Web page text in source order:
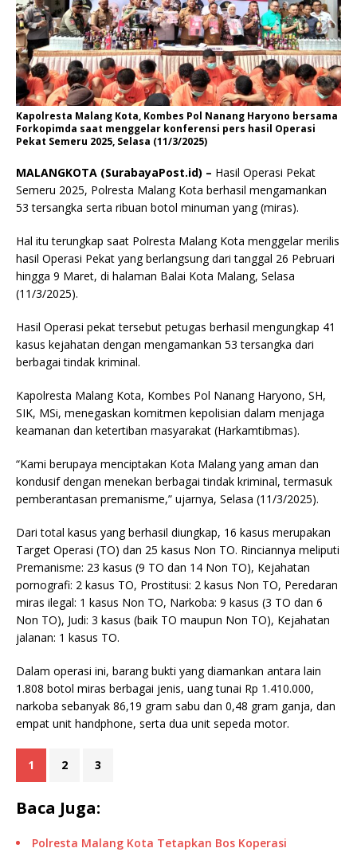
Kapolresta Malang Kota, Kombes Pol Nanang Haryono bersama
Forkopimda saat menggelar konferensi pers hasil Operasi
Pekat Semeru 2025, Selasa (11/3/2025)
MALANGKOTA (SurabayaPost.id) – Hasil Operasi Pekat
Semeru 2025, Polresta Malang Kota berhasil mengamankan
53 tersangka serta ribuan botol minuman yang (miras).
Hal itu terungkap saat Polresta Malang Kota menggelar merilis
hasil Operasi Pekat yang berlangsung dari tanggal 26 Pebruari
hingga 9 Maret, di halaman Balai Kota Malang, Selasa
(11/3/2025).
Hasil Operasi pekat tersebut petugas berhasil mengungkap 41
kasus kejahatan dengan mengamankan 53 tersangka dari
berbagai tindak kriminal.
Kapolresta Malang Kota, Kombes Pol Nanang Haryono, SH,
SIK, MSi, menegaskan komitmen kepolisian dalam menjaga
keamanan dan ketertiban masyarakat (Harkamtibmas).
“Kami berupaya menciptakan Kota Malang yang aman dan
kondusif dengan menekan berbagai tindak kriminal, termasuk
pemberantasan premanisme,” ujarnya, Selasa (11/3/2025).
Dari total kasus yang berhasil diungkap, 16 kasus merupakan
Target Operasi (TO) dan 25 kasus Non TO. Rinciannya meliputi
Premanisme: 23 kasus (9 TO dan 14 Non TO), Kejahatan
pornografi: 2 kasus TO, Prostitusi: 2 kasus Non TO, Peredaran
miras ilegal: 1 kasus Non TO, Narkoba: 9 kasus (3 TO dan 6
Non TO), Judi: 3 kasus (baik TO maupun Non TO), Kejahatan
jalanan: 1 kasus TO.
Dalam operasi ini, barang bukti yang diamankan antara lain
1.808 botol miras berbagai jenis, uang tunai Rp 1.410.000,
narkoba sebanyak 86,19 gram sabu dan 0,48 gram ganja, dan
empat unit handphone, serta dua unit sepeda motor.
1 2 3
Baca Juga:
Polresta Malang Kota Tetapkan Bos Koperasi